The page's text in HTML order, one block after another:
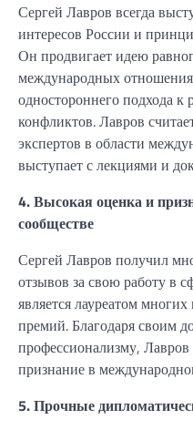
Сергей Лавров всегда
интересов России и
Он продвигает идею
международных
одностороннего подхода
конфликтов. Лавров
экспертов в области
выступает с лекциями и
4. Высокая оценка и
сообществе
Сергей Лавров получил
отзывов за свою работу в
является лауреатом
премий. Благодаря своим
профессионализму,
признание в
5. Прочные